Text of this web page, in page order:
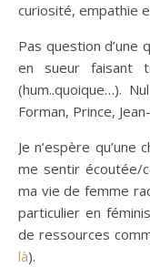
curiosité, empathie
Pas question d’une
en sueur faisant
(hum..quoique…).
Forman, Prince,
Je n’espère
me sentir écoutée/
ma vie de femme
particulier en
de ressources
là).